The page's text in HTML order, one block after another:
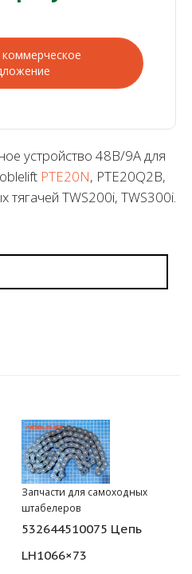
устройство 48В/9А для
PTE20N, PTE20Q2B,
тягачей TWS200i, TWS300i.
Запчасти для самоходных
штабелеров
532644510075 Цепь
LH1066×73